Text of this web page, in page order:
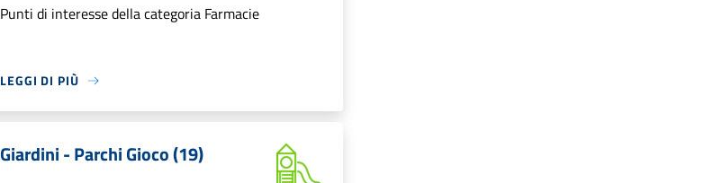
Punti di interesse della categoria Farmacie
LEGGI DI PIÙ
Giardini - Parchi Gioco (19)